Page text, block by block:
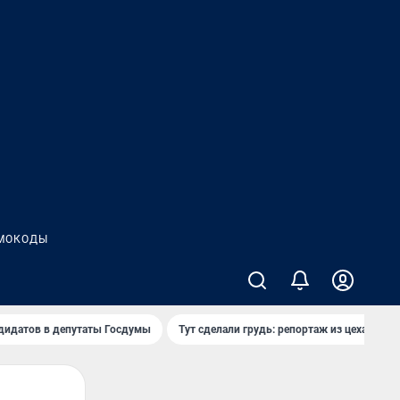
в депутаты Госдумы Тут сделали грудь: репортаж из цеха